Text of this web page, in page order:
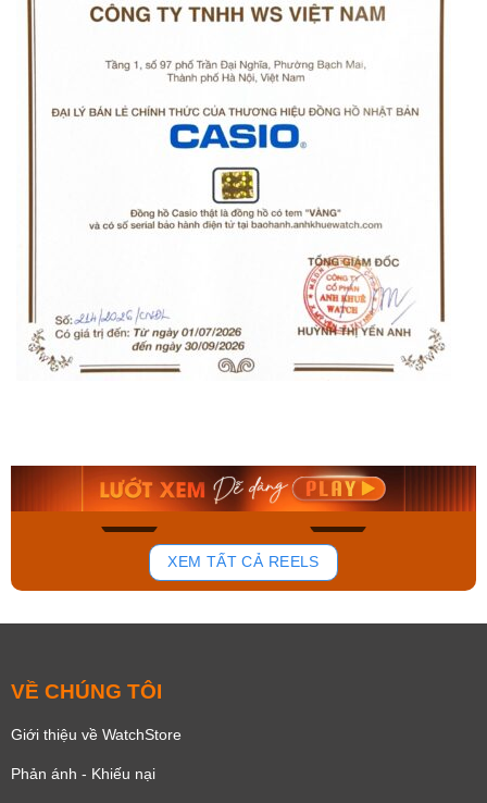
143
Mua ngay Mua ngay
XEM TẤT CẢ REELS
VỀ CHÚNG TÔI
Giới thiệu về WatchStore
Phản ánh - Khiếu nại